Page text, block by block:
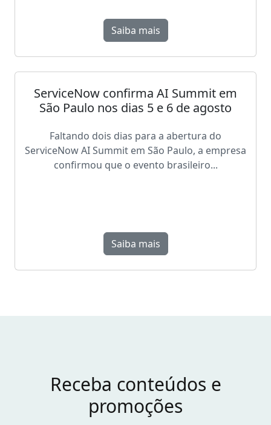
Saiba mais
ServiceNow confirma AI Summit em
São Paulo nos dias 5 e 6 de agosto
Faltando dois dias para a abertura do
ServiceNow AI Summit em São Paulo, a empresa
confirmou que o evento brasileiro...
Saiba mais
Receba conteúdos e
promoções